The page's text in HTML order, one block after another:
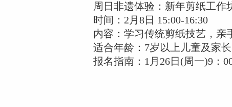
周日非遗体验：新年剪纸工作
时间：2月8日 15:00-16:30
内容：学习传统剪纸技艺，亲
适合年龄：7岁以上儿童及家长
报名指南：1月26日(周一)9：